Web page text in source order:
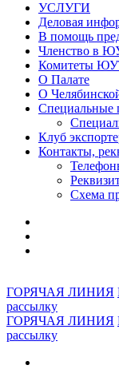
УСЛУГИ
Деловая
В помощь
Членство в
Комитеты
О Палате
О
Специальные
Клуб
Контакты,
Схема
ГОРЯЧАЯ ЛИНИЯ
рассылку
ГОРЯЧАЯ ЛИНИЯ
рассылку